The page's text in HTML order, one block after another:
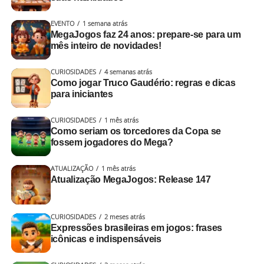
Durante o jogo você vira cartas do monte em uma
sequência de valores de naipes alternados (naipes pretos
e vermelhos).
É preciso tempo, estratégia e, como o próprio nome
sugere, ser paciente para ganhar.
A dupla adversária pode:
Aceitar: o jogo continua com o novo valor
Fugir
Aumentar a aposta: escalando para retruco ou
vale 4
“Tão roubando!”
Alguma semelhança com algum coleguinha que você já
encontrou numa partida detruco,buraco
Cada carta jogada ganha uma análise completa
rodada, o Galvão interno aparece mais.
Aqui é com emoção e transmissão ao vivo!
1. Provocação calculada ou
descompensada
Toda disputa, por mais amigável que seja (ou comece),
EVENTO 1 semana atrás
MegaJogos faz 24 anos: prepare-se para um
mês inteiro de novidades!
CURIOSIDADES 4 semanas atrás
Como jogar Truco Gaudério: regras e dicas
para iniciantes
CURIOSIDADES 1 mês atrás
Como seriam os torcedores da Copa se
fossem jogadores do Mega?
ATUALIZAÇÃO 1 mês atrás
Atualização MegaJogos: Release 147
CURIOSIDADES 2 meses atrás
Expressões brasileiras em jogos: frases
icônicas e indispensáveis